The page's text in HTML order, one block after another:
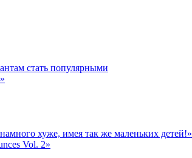
стать популярными
хуже, имея так же маленьких детей!»
Vol. 2»